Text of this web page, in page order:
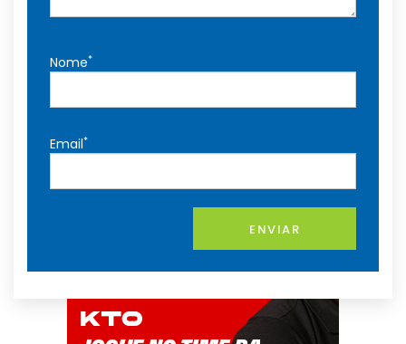
Nome*
Email*
ENVIAR